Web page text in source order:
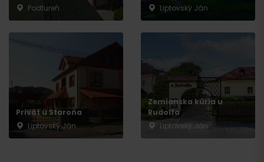
Podtureň
Liptovský Ján
Privát u Staroňa
Liptovský Ján
Zemianska kúria u
Rudolfa
Liptovský Ján